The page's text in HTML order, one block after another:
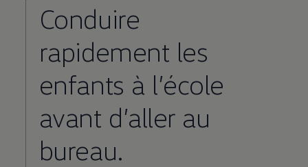
Conduire
rapidement les
enfants à l’école
avant d’aller au
bureau.